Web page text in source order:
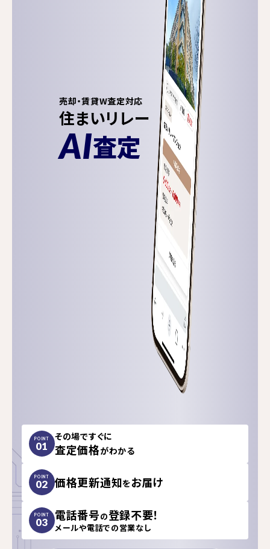
売却・賃貸W査定対応
住まいリレー
AI査定
POINT
01
その場ですぐに
査定価格がわかる
POINT
02 価格更新通知をお届け
POINT
03 電話番号の登録不要！
メールや電話での営業なし